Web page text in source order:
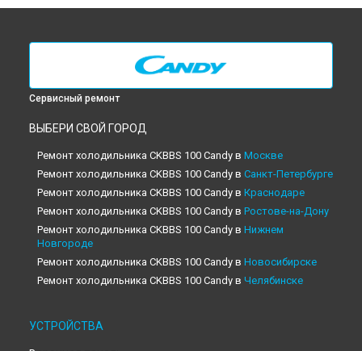
Сервисный ремонт
ВЫБЕРИ СВОЙ ГОРОД
Ремонт холодильника CKBBS 100 Candy в Москве
Ремонт холодильника CKBBS 100 Candy в Санкт-Петербурге
Ремонт холодильника CKBBS 100 Candy в Краснодаре
Ремонт холодильника CKBBS 100 Candy в Ростове-на-Дону
Ремонт холодильника CKBBS 100 Candy в Нижнем
Новгороде
Ремонт холодильника CKBBS 100 Candy в Новосибирске
Ремонт холодильника CKBBS 100 Candy в Челябинске
Ремонт холодильника CKBBS 100 Candy в
УСТРОЙСТВА